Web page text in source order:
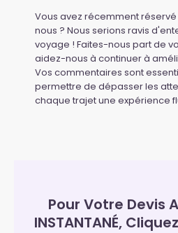
Vous avez récemment
nous ? Nous serions ravis
voyage ! Faites-nous part de
aidez-nous à continuer à
Vos commentaires sont
permettre de dépasser les
chaque trajet une expérience
Pour Votre Devis
INSTANTANÉ,